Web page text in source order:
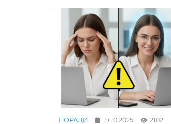
ПОРАДИ 19.10.2025 2102